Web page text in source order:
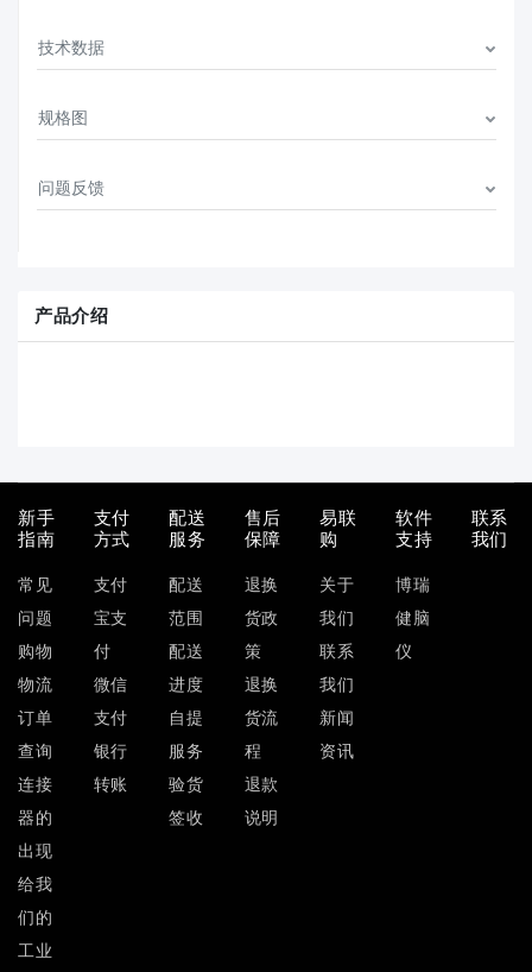
技术数据
规格图
问题反馈
产品介绍
新手
指南
常见
问题
购物
物流
订单
查询
连接
器的
出现
给我
们的
工业
支付
方式
支付
宝支
付
微信
支付
银行
转账
配送
服务
配送
范围
配送
进度
自提
服务
验货
签收
售后
保障
退换
货政
策
退换
货流
程
退款
说明
易联
购
关于
我们
联系
我们
新闻
资讯
软件
支持
博瑞
健脑
仪
联系
我们